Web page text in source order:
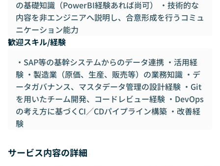
の基礎知識（PowerBI経験あれば尚可） ・技術的な
内容を非エンジニアへ説明し、合意形成を行うコミュ
ニケーション能力
歓迎スキル/経験
・SAP等の基幹システムからのデータ連携 ・活用経
験 ・製造業（原価、生産、販売等）の業務知識 ・デ
ータガバナンス、マスタデータ管理の設計経験 ・Git
を用いたチーム開発、コードレビュー経験 ・DevOps
の考え方に基づくCI／CDパイプライン構築 ・改善経
験
サービス内容の詳細